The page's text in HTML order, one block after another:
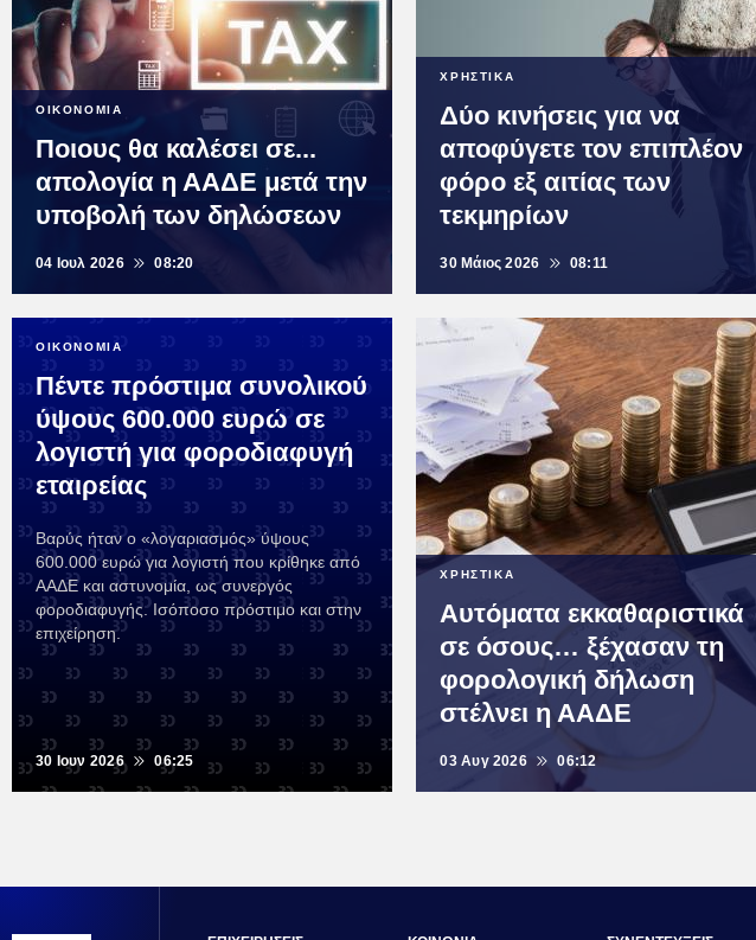
ΟΙΚΟΝΟΜΙΑ
Ποιους θα καλέσει σε...
απολογία η ΑΑΔΕ μετά την
υποβολή των δηλώσεων
04 Ιουλ 2026 08:20
ΧΡΗΣΤΙΚΑ
Δύο κινήσεις για να
αποφύγετε τον επιπλέον
φόρο εξ αιτίας των
τεκμηρίων
30 Μάιος 2026 08:11
ΟΙΚΟΝΟΜΙΑ
Πέντε πρόστιμα συνολικού
ύψους 600.000 ευρώ σε
λογιστή για φοροδιαφυγή
εταιρείας
Βαρύς ήταν ο «λογαριασμός» ύψους
600.000 ευρώ για λογιστή που κρίθηκε από
ΑΑΔΕ και αστυνομία, ως συνεργός
φοροδιαφυγής. Ισόποσο πρόστιμο και στην
επιχείρηση.
30 Ιουν 2026 06:25
ΧΡΗΣΤΙΚΑ
Αυτόματα εκκαθαριστικά
σε όσους… ξέχασαν τη
φορολογική δήλωση
στέλνει η ΑΑΔΕ
03 Αυγ 2026 06:12